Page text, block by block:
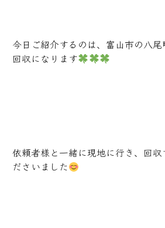
今日ご紹介するのは、富山市の八
回収になります
依頼者様と一緒に現地に行き、回収
ださいました